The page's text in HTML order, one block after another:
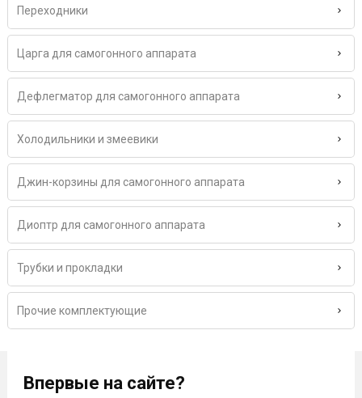
Переходники
Царга для самогонного аппарата
Дефлегматор для самогонного аппарата
Холодильники и змеевики
Джин-корзины для самогонного аппарата
Диоптр для самогонного аппарата
Трубки и прокладки
Прочие комплектующие
Впервые на сайте?